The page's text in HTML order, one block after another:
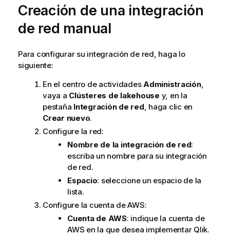
Creación de una integración
de red manual
Para configurar su integración de red, haga lo
siguiente:
En el centro de actividadesAdministración,
vaya a Clústeres de lakehouse y, en la
pestaña Integración de red, haga clic en
Crear nuevo.
Configure la red:
Nombre de la integración de red:
escriba un nombre para su integración
de red.
Espacio: seleccione un espacio de la
lista.
Configure la cuenta de AWS:
Cuenta de AWS: indique la cuenta de
AWS en la que desea implementar Qlik.